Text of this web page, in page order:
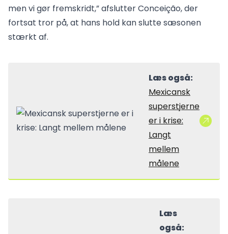
men vi gør fremskridt,” afslutter Conceição, der
fortsat tror på, at hans hold kan slutte sæsonen
stærkt af.
Læs også:
Mexicansk
superstjerne
er i krise:
Langt
mellem
målene
Læs
også: